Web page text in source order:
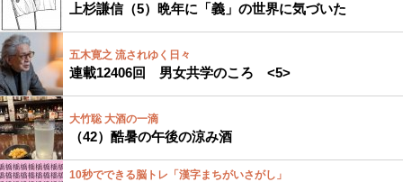
上杉謙信（5）晩年に「義」の世界に気づいた
五木寛之 流されゆく日々
連載12406回 男女共学のころ <5>
大竹聡 大酒の一滴
（42）酷暑の午後の涼み酒
10秒でできる脳トレ「漢字まちがいさがし」